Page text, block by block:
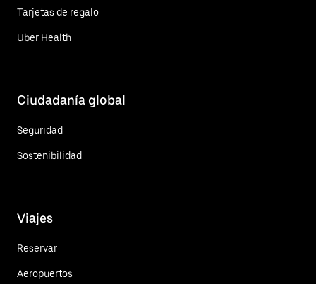
Tarjetas de regalo
Uber Health
Ciudadanía global
Seguridad
Sostenibilidad
Viajes
Reservar
Aeropuertos